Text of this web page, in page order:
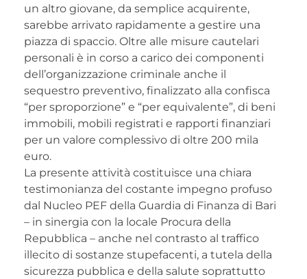
un altro giovane, da semplice acquirente,
sarebbe arrivato rapidamente a gestire una
piazza di spaccio. Oltre alle misure cautelari
personali è in corso a carico dei componenti
dell’organizzazione criminale anche il
sequestro preventivo, finalizzato alla confisca
“per sproporzione” e “per equivalente”, di beni
immobili, mobili registrati e rapporti finanziari
per un valore complessivo di oltre 200 mila
euro.
La presente attività costituisce una chiara
testimonianza del costante impegno profuso
dal Nucleo PEF della Guardia di Finanza di Bari
– in sinergia con la locale Procura della
Repubblica – anche nel contrasto al traffico
illecito di sostanze stupefacenti, a tutela della
sicurezza pubblica e della salute soprattutto